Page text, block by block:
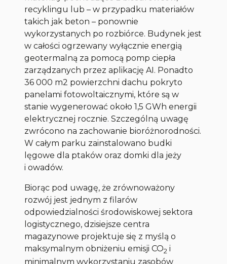
recyklingu lub – w przypadku materiałów
takich jak beton – ponownie
wykorzystanych po rozbiórce. Budynek jest
w całości ogrzewany wyłącznie energią
geotermalną za pomocą pomp ciepła
zarządzanych przez aplikację AI. Ponadto
36 000 m2 powierzchni dachu pokryto
panelami fotowoltaicznymi, które są w
stanie wygenerować około 1,5 GWh energii
elektrycznej rocznie. Szczególną uwagę
zwrócono na zachowanie bioróżnorodności.
W całym parku zainstalowano budki
lęgowe dla ptaków oraz domki dla jeży
i owadów.
Biorąc pod uwagę, że zrównoważony
rozwój jest jednym z filarów
odpowiedzialności środowiskowej sektora
logistycznego, dzisiejsze centra
magazynowe projektuje się z myślą o
maksymalnym obniżeniu emisji CO2 i
minimalnym wykorzystaniu zasobów